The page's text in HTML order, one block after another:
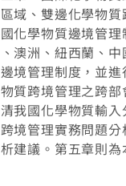
域、雙邊化學物
化學物質邊境管
澳洲、紐西蘭、
境管理制度，並
質跨境管理之跨
我國化學物質輸
境管理實務問題
建議。第五章則